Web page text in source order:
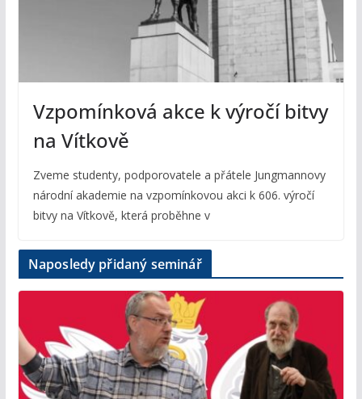
Vzpomínková akce k výročí bitvy
na Vítkově
Zveme studenty, podporovatele a přátele Jungmannovy
národní akademie na vzpomínkovou akci k 606. výročí
bitvy na Vítkově, která proběhne v
Naposledy přidaný seminář